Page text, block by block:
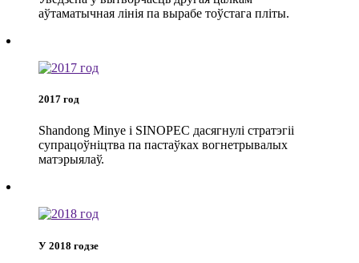
аўтаматычная лінія па вырабе тоўстага пліты.
2017 год
Shandong Minye і SINOPEC дасягнулі стратэгіі
супрацоўніцтва па пастаўках вогнетрывалых
матэрыялаў.
У 2018 годзе